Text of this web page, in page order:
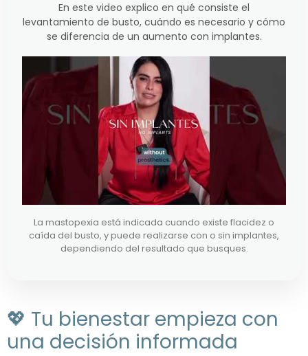
En este video explico en qué consiste el
levantamiento de busto, cuándo es necesario y cómo
se diferencia de un aumento con implantes.
La mastopexia está indicada cuando existe flacidez o
caída del busto, y puede realizarse con o sin implantes,
dependiendo del resultado que busques.
💖 Tu bienestar empieza con
una decisión informada